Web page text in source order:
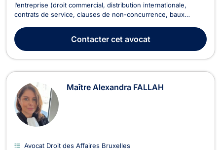
l’entreprise (droit commercial, distribution internationale,
contrats de service, clauses de non-concurrence, baux
commerce, garanties telles que cautionnement et gage sur
fonds de commerce, ...), la propriété intellectuelle ...
Contactercet avocat
Maître Alexandra FALLAH
Avocat Droit des Affaires Bruxelles